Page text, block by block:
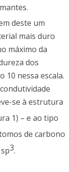
deste um
mais duro
máximo da
dos
10 nessa escala.
se à estrutura
1) – e ao tipo
de carbono
3.